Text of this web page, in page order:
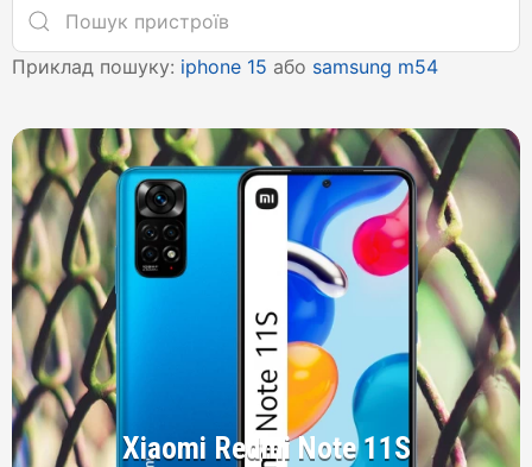
Приклад пошуку: iphone 15 або samsung m54
Xiaomi Redmi Note 11S